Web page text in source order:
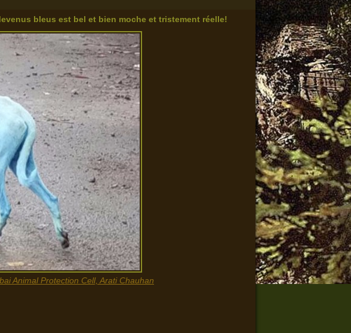
bleus est bel et bien moche et tristement réelle!
Animal Protection Cell, Arati Chauhan